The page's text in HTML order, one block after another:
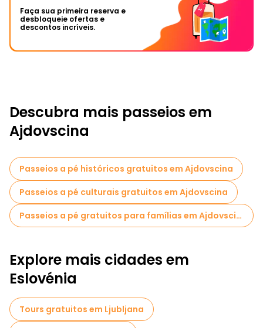
Faça sua primeira reserva e
desbloqueie ofertas e
descontos incríveis.
Descubra mais passeios em
Ajdovscina
Passeios a pé históricos gratuitos em Ajdovscina
Passeios a pé culturais gratuitos em Ajdovscina
Passeios a pé gratuitos para famílias em Ajdovscina
Explore mais cidades em
Eslovénia
Tours gratuitos em Ljubljana